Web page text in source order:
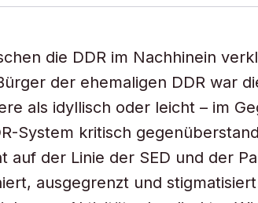
die DDR im Nachhinein
der ehemaligen DDR war
als idyllisch oder leicht – im
System kritisch
auf der Linie der SED und der
ausgegrenzt und